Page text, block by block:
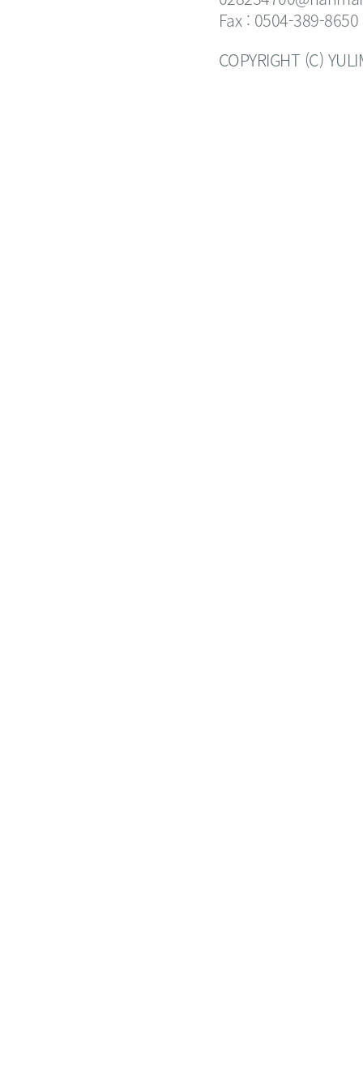
Fax : 0504-389-8650
COPYRIGHT (C)